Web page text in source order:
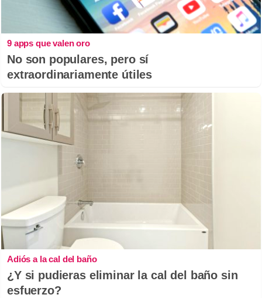
9 apps que valen oro
No son populares, pero sí
extraordinariamente útiles
Adiós a la cal del baño
¿Y si pudieras eliminar la cal del baño sin
esfuerzo?